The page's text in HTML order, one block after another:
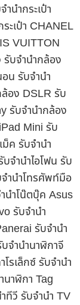
นำกระเป๋า
ะเป๋า CHANEL
VUITTON
รับจำนำกล้อง
น รับจำนำ
อง DSLR รับ
รับจำนำกล้อง
Mini รับ
ค รับจำนำ
จำนำไอโฟน รับ
ำนำโทรศัพท์มือ
นำโน๊ตบุ๊ค Asus
รับจำนำ
รับจำนำ
จำนำนาฬิกาจี
รเล็กซ์ รับจำนำ
นาฬิกา Tag
ทีวี รับจำนำ TV